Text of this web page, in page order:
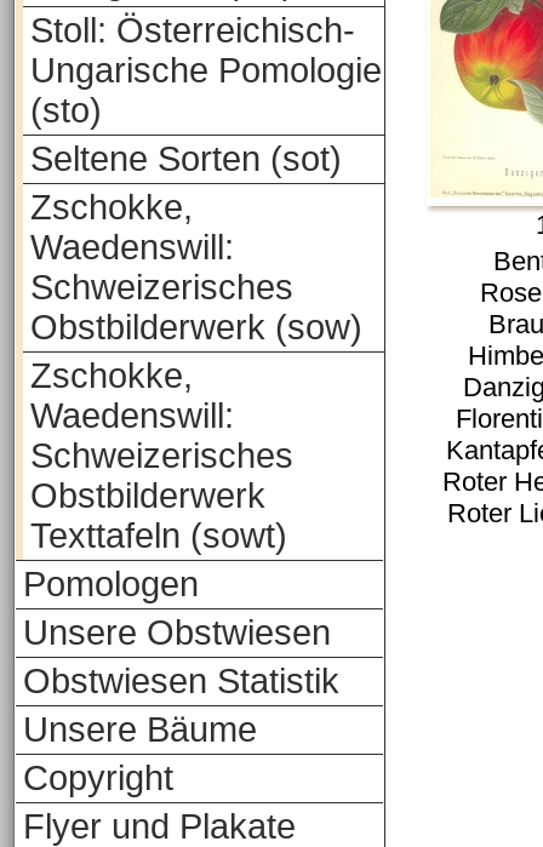
Stoll: Österreichisch-
Ungarische Pomologie
(sto)
Seltene Sorten (sot)
Zschokke,
Waedenswill:
Schweizerisches
Obstbilderwerk (sow)
Zschokke,
Waedenswill:
Schweizerisches
Obstbilderwerk
Texttafeln (sowt)
Pomologen
Unsere Obstwiesen
Obstwiesen Statistik
Unsere Bäume
Copyright
Flyer und Plakate
Roter
Roter